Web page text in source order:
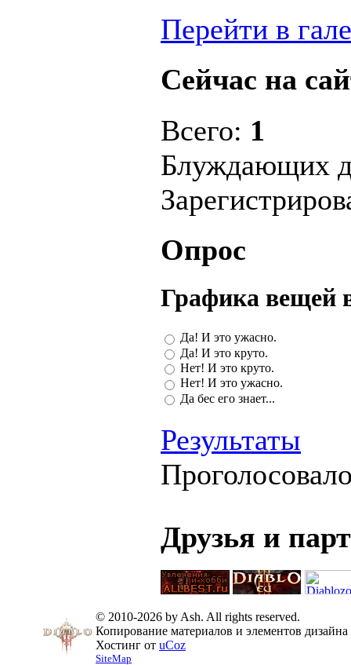
Перейти в
Сейчас на
Всего: 1
Блуждающих
Опрос
Графика вещей
Да! И это ужасно.
Да! И это круто.
Нет! И это круто.
Нет! И это ужасно.
Да бес его знает...
Результаты
Друзья и
© 2010-2026 by Ash. All rights reserved.
Копирование материалов и элементов
Хостинг от uCoz
SiteMap